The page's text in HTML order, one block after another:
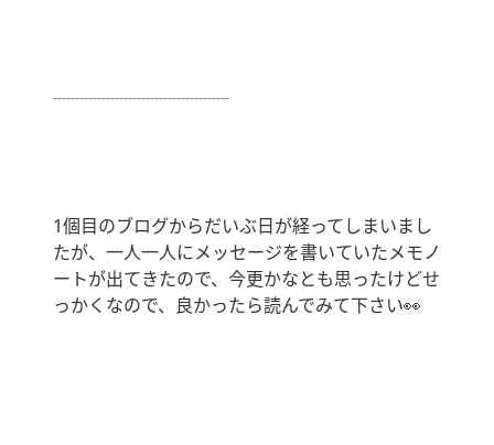
┈┈┈┈┈┈┈┈┈┈
1個目のブログからだいぶ日が経ってしまいまし
たが、一人一人にメッセージを書いていたメモノ
ートが出てきたので、今更かなとも思ったけどせ
っかくなので、良かったら読んでみて下さい👀